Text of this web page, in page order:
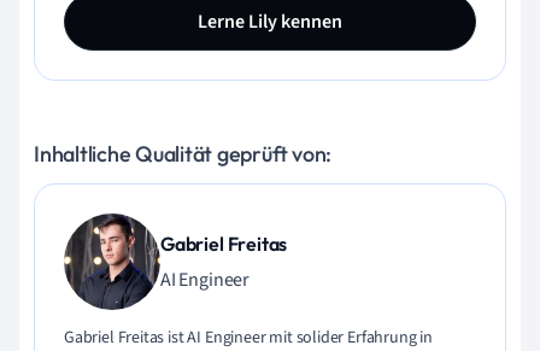
Lerne Lily kennen
Inhaltliche Qualität geprüft von:
Gabriel Freitas
AI Engineer
Gabriel Freitas ist AI Engineer mit solider Erfahrung in